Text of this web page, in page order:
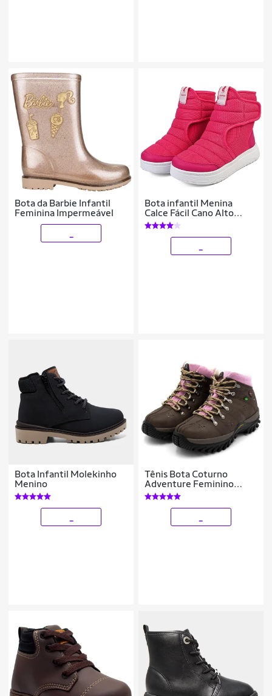
Bota da Barbie Infantil
Feminina Impermeável
Bota infantil Menina
Calce Fácil Cano Alto
Feminina Pink Mzkid
Bota Infantil Molekinho
Menino
Tênis Bota Coturno
Adventure Feminino
Infantil